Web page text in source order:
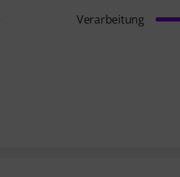
Verarbeitung